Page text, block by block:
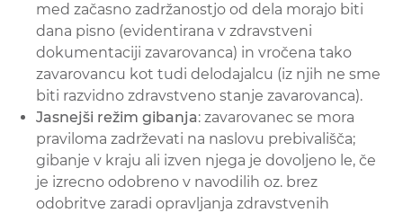
med začasno zadržanostjo od dela morajo biti
dana pisno (evidentirana v zdravstveni
dokumentaciji zavarovanca) in vročena tako
zavarovancu kot tudi delodajalcu (iz njih ne sme
biti razvidno zdravstveno stanje zavarovanca).
Jasnejši režim gibanja: zavarovanec se mora
praviloma zadrževati na naslovu prebivališča;
gibanje v kraju ali izven njega je dovoljeno le, če
je izrecno odobreno v navodilih oz. brez
odobritve zaradi opravljanja zdravstvenih